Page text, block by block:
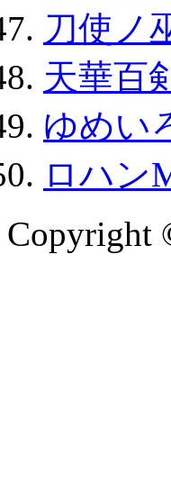
刀使ノ
天華百
ゆめい
ロハン
Copyright